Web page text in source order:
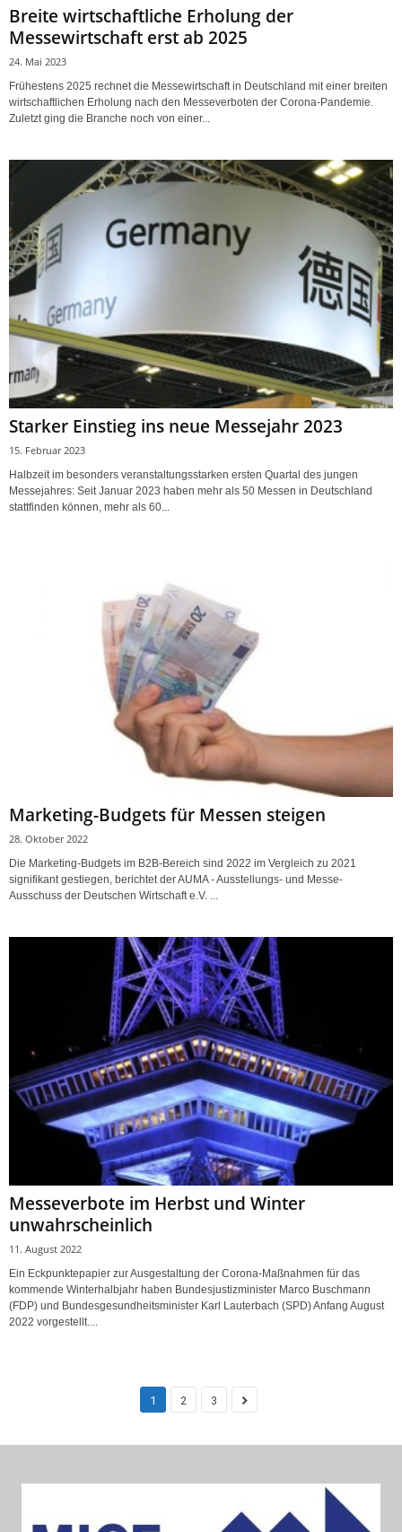
Breite wirtschaftliche Erholung der
Messewirtschaft erst ab 2025
24. Mai 2023
Frühestens 2025 rechnet die Messewirtschaft in Deutschland mit einer breiten
wirtschaftlichen Erholung nach den Messeverboten der Corona-Pandemie.
Zuletzt ging die Branche noch von einer...
Starker Einstieg ins neue Messejahr 2023
15. Februar 2023
Halbzeit im besonders veranstaltungsstarken ersten Quartal des jungen
Messejahres: Seit Januar 2023 haben mehr als 50 Messen in Deutschland
stattfinden können, mehr als 60...
Marketing-Budgets für Messen steigen
28. Oktober 2022
Die Marketing-Budgets im B2B-Bereich sind 2022 im Vergleich zu 2021
signifikant gestiegen, berichtet der AUMA - Ausstellungs- und Messe-
Ausschuss der Deutschen Wirtschaft e.V. ...
Messeverbote im Herbst und Winter
unwahrscheinlich
11. August 2022
Ein Eckpunktepapier zur Ausgestaltung der Corona-Maßnahmen für das
kommende Winterhalbjahr haben Bundesjustizminister Marco Buschmann
(FDP) und Bundesgesundheitsminister Karl Lauterbach (SPD) Anfang August
2022 vorgestellt....
1 2 3